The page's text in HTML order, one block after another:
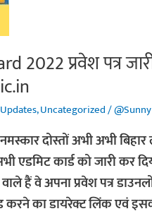
2022 प्रवेश पत्र
,Uncategorized/
नमस्कार दोस्तों अभी अभी
कार्ड को जारी कर
वाले हैं वे अपना प्रवेश पत्र
का डायरेक्ट लिंक एवं